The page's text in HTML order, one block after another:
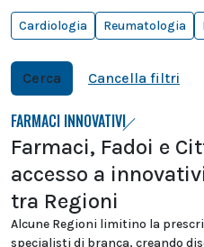
Cardiologia Reumatologia
Cerca Cancella filtri
FARMACI INNOVATIVI
Farmaci, Fadoi e
accesso a
tra Regioni
Alcune Regioni limitino la
specialisti di branca, creando